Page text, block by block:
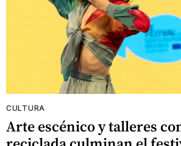
CULTURA
Arte escénico y talleres